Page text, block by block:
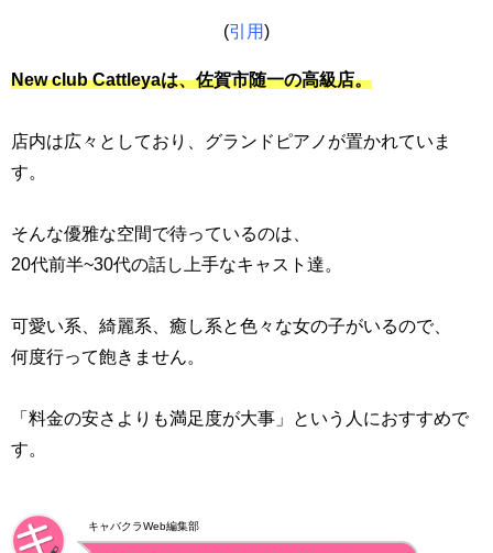
(引用)
New club Cattleyaは、佐賀市随一の高級店。
店内は広々としており、グランドピアノが置かれていま
す。
そんな優雅な空間で待っているのは、
20代前半~30代の話し上手なキャスト達。
可愛い系、綺麗系、癒し系と色々な女の子がいるので、
何度行って飽きません。
「料金の安さよりも満足度が大事」という人におすすめで
す。
キャバクラWeb編集部